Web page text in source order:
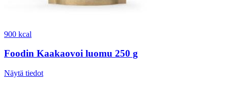
900 kcal
Foodin Kaakaovoi luomu 250 g
Näytä tiedot